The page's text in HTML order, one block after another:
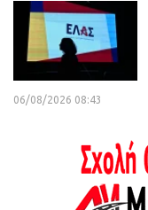
06/08/2026 08:43